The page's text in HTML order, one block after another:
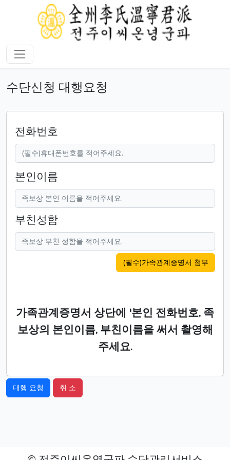
수단신청 대행요청
전화번호
본인이름
부친성함
(필수)가족관계증명서 첨부
가족관계증명서 상단에 '본인 전화번호, 족
보상의 본인이름, 부친이름을 써서 촬영해
주세요.
대행 요청 취 소